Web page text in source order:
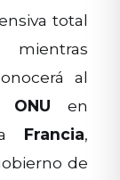
total
mientras
al
ONU en
Francia,
de